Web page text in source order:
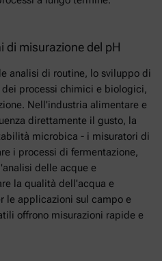
di misurazione del pH
analisi di routine, lo sviluppo di
processi chimici e biologici,
Nell'industria alimentare e
direttamente il gusto, la
microbica - i misuratori di
i processi di fermentazione,
delle acque e
la qualità dell'acqua e
le applicazioni sul campo e
offrono misurazioni rapide e